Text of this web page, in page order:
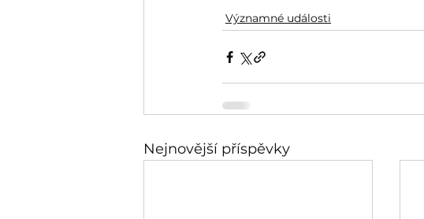
Významné události
Nejnovější příspěvky